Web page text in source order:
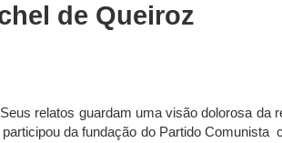
de Queiroz
relatos guardam uma visão dolorosa da
da fundação do Partido Comunista